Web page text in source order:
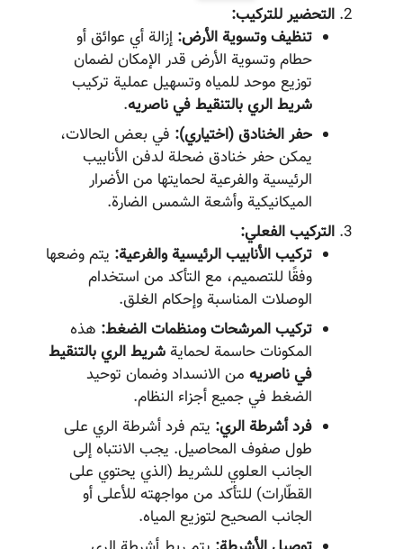
التحضير للتركيب:
تنظيف وتسوية الأرض: إزالة أي عوائق أو
حطام وتسوية الأرض قدر الإمكان لضمان
توزيع موحد للمياه وتسهيل عملية تركيب
شريط الري بالتنقيط في ناصریه.
حفر الخنادق (اختياري): في بعض الحالات،
يمكن حفر خنادق ضحلة لدفن الأنابيب
الرئيسية والفرعية لحمايتها من الأضرار
الميكانيكية وأشعة الشمس الضارة.
التركيب الفعلي:
تركيب الأنابيب الرئيسية والفرعية: يتم وضعها
وفقًا للتصميم، مع التأكد من استخدام
الوصلات المناسبة وإحكام الغلق.
تركيب المرشحات ومنظمات الضغط: هذه
المكونات حاسمة لحمايةشريط الري بالتنقيط
في ناصریه من الانسداد وضمان توحيد
الضغط في جميع أجزاء النظام.
فرد أشرطة الري: يتم فرد أشرطة الري على
طول صفوف المحاصيل. يجب الانتباه إلى
الجانب العلوي للشريط (الذي يحتوي على
القطّارات) للتأكد من مواجهته للأعلى أو
الجانب الصحيح لتوزيع المياه.